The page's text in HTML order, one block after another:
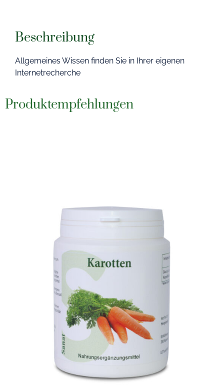
Beschreibung
Allgemeines Wissen finden Sie in Ihrer eigenen
Internetrecherche
Produktempfehlungen